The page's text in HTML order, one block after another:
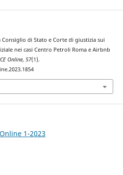
di Stato e Corte di giustizia sui
nei casi Centro Petroli Roma e Airbnb
Online, 57(1).
1-2023